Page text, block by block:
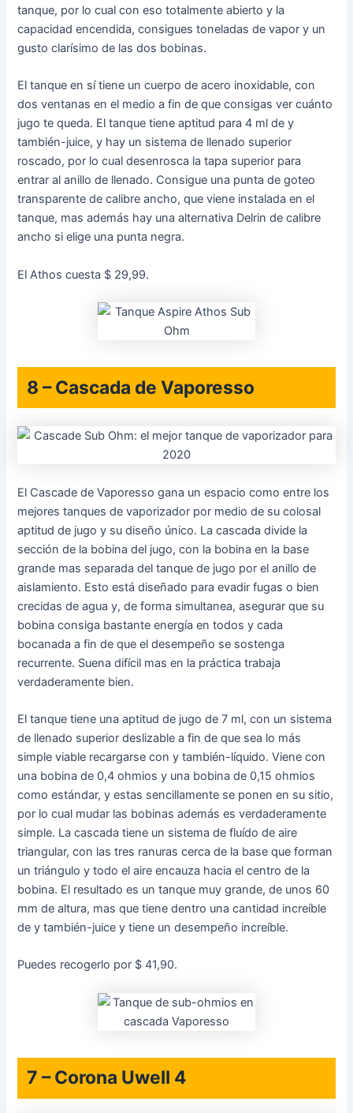
tanque, por lo cual con eso totalmente abierto y la
capacidad encendida, consigues toneladas de vapor y un
gusto clarísimo de las dos bobinas.
El tanque en sí tiene un cuerpo de acero inoxidable, con
dos ventanas en el medio a fin de que consigas ver cuánto
jugo te queda. El tanque tiene aptitud para 4 ml de y
también-juice, y hay un sistema de llenado superior
roscado, por lo cual desenrosca la tapa superior para
entrar al anillo de llenado. Consigue una punta de goteo
transparente de calibre ancho, que viene instalada en el
tanque, mas además hay una alternativa Delrin de calibre
ancho si elige una punta negra.
El Athos cuesta $ 29,99.
8 – Cascada de Vaporesso
El Cascade de Vaporesso gana un espacio como entre los
mejores tanques de vaporizador por medio de su colosal
aptitud de jugo y su diseño único. La cascada divide la
sección de la bobina del jugo, con la bobina en la base
grande mas separada del tanque de jugo por el anillo de
aislamiento. Esto está diseñado para evadir fugas o bien
crecidas de agua y, de forma simultanea, asegurar que su
bobina consiga bastante energía en todos y cada
bocanada a fin de que el desempeño se sostenga
recurrente. Suena difícil mas en la práctica trabaja
verdaderamente bien.
El tanque tiene una aptitud de jugo de 7 ml, con un sistema
de llenado superior deslizable a fin de que sea lo más
simple viable recargarse con y también-líquido. Viene con
una bobina de 0,4 ohmios y una bobina de 0,15 ohmios
como estándar, y estas sencillamente se ponen en su sitio,
por lo cual mudar las bobinas además es verdaderamente
simple. La cascada tiene un sistema de fluído de aire
triangular, con las tres ranuras cerca de la base que forman
un triángulo y todo el aire encauza hacia el centro de la
bobina. El resultado es un tanque muy grande, de unos 60
mm de altura, mas que tiene dentro una cantidad increíble
de y también-juice y tiene un desempeño increíble.
Puedes recogerlo por $ 41,90.
7 – Corona Uwell 4